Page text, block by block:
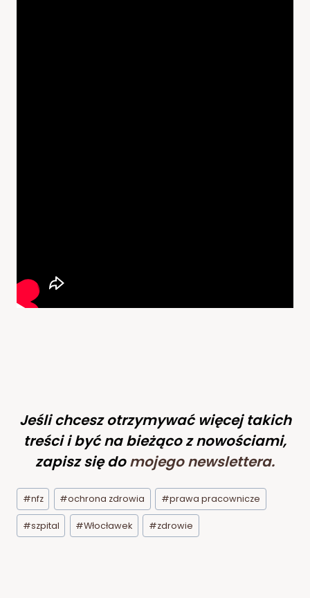
Jeśli chcesz otrzymywać więcej takich
treści i być na bieżąco z nowościami,
zapisz się do mojego newslettera.
Tagi
wpisu:
#nfz #ochrona zdrowia #prawa pracownicze
#szpital #Włocławek #zdrowie